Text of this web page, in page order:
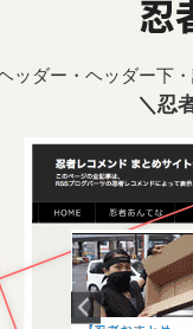
ッダー・ヘッダー下
＼忍